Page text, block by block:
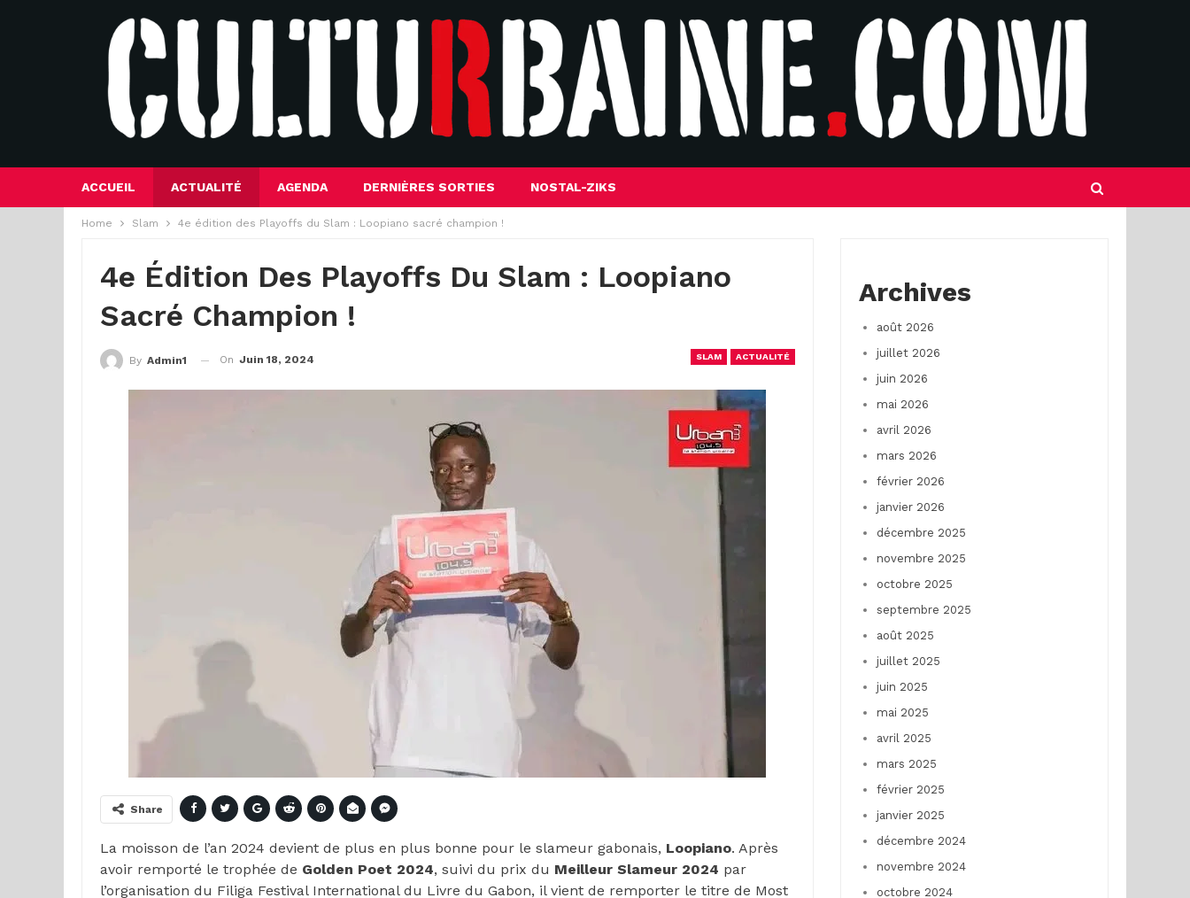
ACCUEIL ACTUALITÉ AGENDA DERNIÈRES SORTIES NOSTAL-ZIKS
Home Slam 4e édition des Playoffs du Slam : Loopiano sacré champion !
4e Édition Des Playoffs Du Slam : Loopiano
Sacré Champion !
SLAM ACTUALITÉ
By Admin1 On Juin 18, 2024
Share
La moisson de l’an 2024 devient de plus en plus bonne pour le slameur gabonais, Loopiano. Après
avoir remporté le trophée de Golden Poet 2024, suivi du prix du Meilleur Slameur 2024 par
l’organisation du Filiga Festival International du Livre du Gabon, il vient de remporter le titre de Most
Archives
août 2026
juillet 2026
juin 2026
mai 2026
avril 2026
mars 2026
février 2026
janvier 2026
décembre 2025
novembre 2025
octobre 2025
septembre 2025
août 2025
juillet 2025
juin 2025
mai 2025
avril 2025
mars 2025
février 2025
janvier 2025
décembre 2024
novembre 2024
octobre 2024